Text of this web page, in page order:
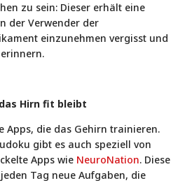
zu sein: Dieser erhält eine
der Verwender der
einzunehmen vergisst und
Hirn fit bleibt
Apps, die das Gehirn trainieren.
gibt es auch speziell von
Apps wie NeuroNation. Diese
Tag neue Aufgaben, die